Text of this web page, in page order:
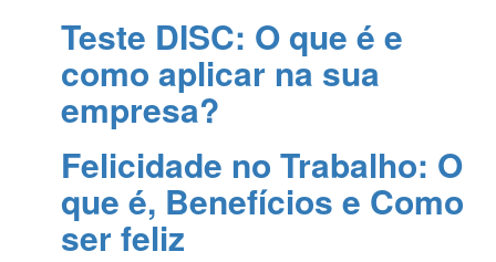
Teste DISC: O que é e
como aplicar na sua
empresa?
FIA 06 de maio de 2020
Felicidade no Trabalho: O
que é, Benefícios e Como
ser feliz